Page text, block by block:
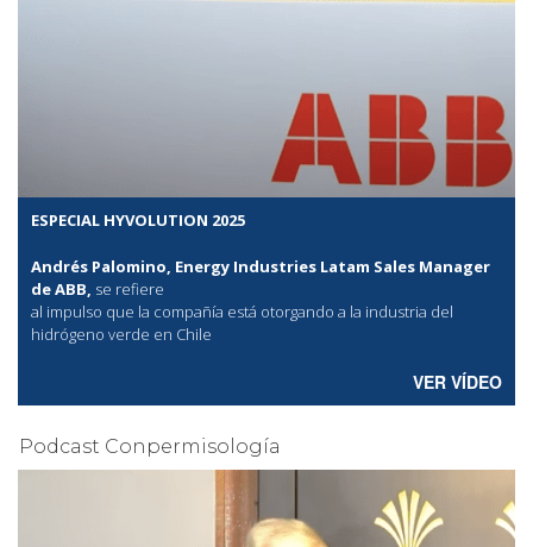
ESPECIAL HYVOLUTION 2025
Andrés Palomino, Energy Industries Latam Sales Manager
de ABB, se refiere
al impulso que la compañía está otorgando a la industria del
hidrógeno verde en Chile
VER VÍDEO
Podcast Conpermisología